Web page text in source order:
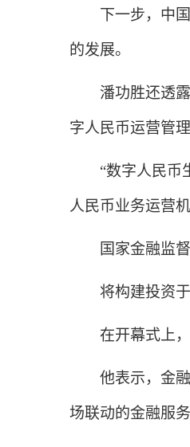
下一步，中国
的发展。
潘功胜还透露
字人民币运营管
“数字人民币生
人民币业务运营机
国家金融监督
将构建投资于
在开幕式上，
他表示，金融
场联动的金融服